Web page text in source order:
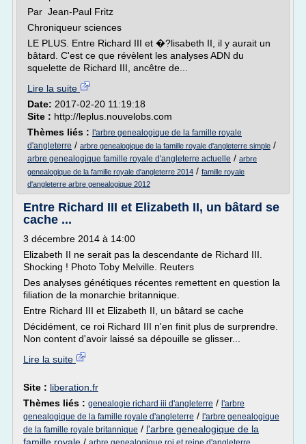
Par Jean-Paul Fritz
Chroniqueur sciences
LE PLUS. Entre Richard III et �?lisabeth II, il y aurait un
bâtard. C'est ce que révèlent les analyses ADN du
squelette de Richard III, ancêtre de...
Lire la suite
Date: 2017-02-20 11:19:18
Site : http://leplus.nouvelobs.com
Thèmes liés : l'arbre genealogique de la famille royale
d'angleterre / arbre genealogique de la famille royale d'angleterre simple /
arbre genealogique famille royale d'angleterre actuelle / arbre
genealogique de la famille royale d'angleterre 2014 / famille royale
d'angleterre arbre genealogique 2012
Entre Richard III et Elizabeth II, un bâtard se
cache ...
3 décembre 2014 à 14:00
Elizabeth II ne serait pas la descendante de Richard III.
Shocking ! Photo Toby Melville. Reuters
Des analyses génétiques récentes remettent en question la
filiation de la monarchie britannique.
Entre Richard III et Elizabeth II, un bâtard se cache
Décidément, ce roi Richard III n'en finit plus de surprendre.
Non content d'avoir laissé sa dépouille se glisser...
Lire la suite
Site : liberation.fr
Thèmes liés : genealogie richard iii d'angleterre / l'arbre
genealogique de la famille royale d'angleterre / l'arbre genealogique
de la famille royale britannique / l'arbre genealogique de la